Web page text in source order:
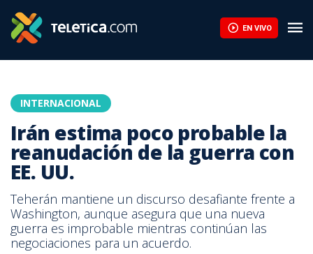
EN VIVO
INTERNACIONAL
Irán estima poco probable la
reanudación de la guerra con
EE. UU.
Teherán mantiene un discurso desafiante frente a
Washington, aunque asegura que una nueva
guerra es improbable mientras continúan las
negociaciones para un acuerdo.